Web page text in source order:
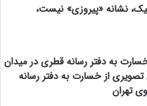
نشانه «پیروزی» نیست،
به دفتر رسانه قطری در میدان
از خسارت به دفتر رسانه
تهران